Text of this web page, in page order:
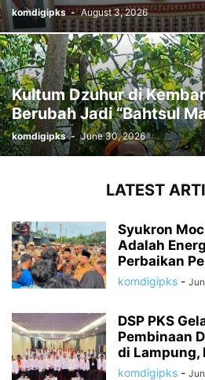
komdigipks - August 3, 2026
Kultum Dzuhur di
Berubah Jadi “Bahtsul
komdigipks - June 30, 2026
LATEST
Syukron
Adalah
Perbaikan
komdigipks -
DSP PKS
Pembinaan
di Lampung,
komdigipks -